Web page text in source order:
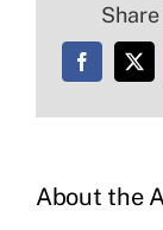
Facebook
X
About the